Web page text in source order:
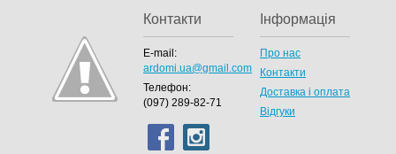
Контакти
E-mail:
ardomi.ua@gmail.com
Телефон:
(097) 289-82-71
Інформація
Про нас
Контакти
Доставка і оплата
Відгуки